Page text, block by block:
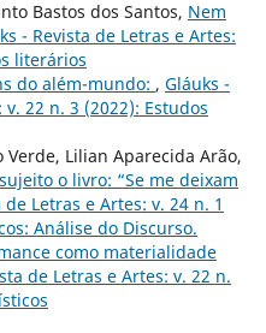
Bastos dos Santos, Nem
- Revista de Letras e Artes:
literários
do além-mundo: , Gláuks -
22 n. 3 (2022): Estudos
Lilian Aparecida Arão,
o livro: “Se me deixam
Letras e Artes: v. 24 n. 1
Análise do Discurso.
como materialidade
de Letras e Artes: v. 22 n.